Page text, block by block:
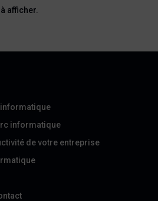
afficher.
informatique
de votre entreprise